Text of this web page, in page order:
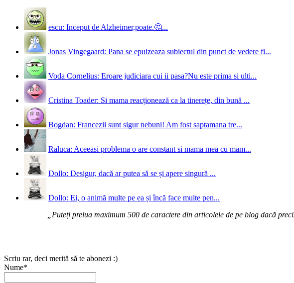
escu: Inceput de Alzheimer,poate.🤔...
Jonas Vingegaard: Pana se epuizeaza subiectul din punct de vedere fi...
Voda Cornelius: Eroare judiciara cui ii pasa?Nu este prima si ulti...
Cristina Toader: Si mama reacționează ca la tinerețe, din bună ...
Bogdan: Francezii sunt sigur nebuni! Am fost saptamana tre...
Raluca: Aceeasi problema o are constant si mama mea cu mam...
Dollo: Desigur, dacă ar putea să se și apere singură ...
Dollo: Ei, o animă multe pe ea și încă face multe pen...
„Puteți prelua maximum 500 de caractere din articolele de pe blog dacă
Scriu rar, deci merită să te abonezi :)
Nume*